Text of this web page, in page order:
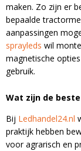
maken. Zo zijn er
bepaalde
aanpassingen
sprayleds wil
magnetische
gebruik.
Wat zijn de
Bij Ledhandel24.nl
praktijk hebben
voor agrarisch en